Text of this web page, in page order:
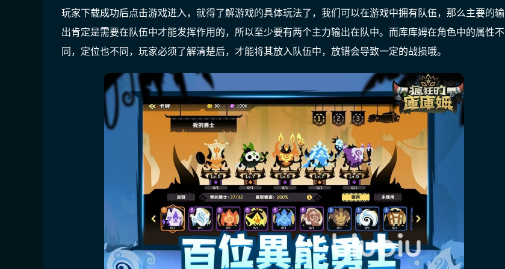
玩家下载成功后点击游戏进入，就得了解游戏的具体玩法了，我们可以在游戏中拥有队伍，那么主要的输
出肯定是需要在队伍中才能发挥作用的，所以至少要有两个主力输出在队中。而库库姆在角色中的属性不
同，定位也不同，玩家必须了解清楚后，才能将其放入队伍中，放错会导致一定的战损哦。